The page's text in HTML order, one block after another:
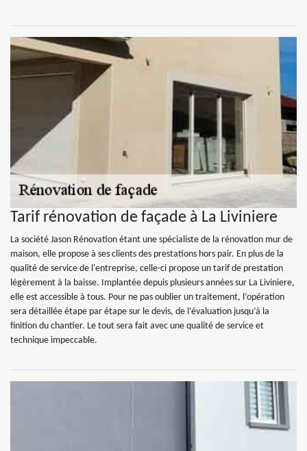
Tarif rénovation de façade à La Liviniere
La société Jason Rénovation étant une spécialiste de la rénovation mur de
maison, elle propose à ses clients des prestations hors pair. En plus de la
qualité de service de l'entreprise, celle-ci propose un tarif de prestation
légèrement à la baisse. Implantée depuis plusieurs années sur La Liviniere,
elle est accessible à tous. Pour ne pas oublier un traitement, l’opération
sera détaillée étape par étape sur le devis, de l’évaluation jusqu’à la
finition du chantier. Le tout sera fait avec une qualité de service et
technique impeccable.